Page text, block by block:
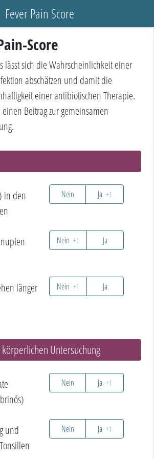
Fever Pain Score
Score
lässt sich die Wahrscheinlichkeit einer
abschätzen und damit die
einer antibiotischen Therapie.
einen Beitrag zur gemeinsamen
in den
Nein Ja +1
Nein +1 Ja
länger
Nein +1 Ja
Untersuchung
Nein Ja +1
und
Nein Ja +1